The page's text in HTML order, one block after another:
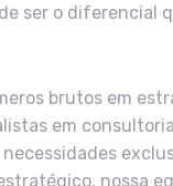
ser o diferencial
brutos em
em
nossa